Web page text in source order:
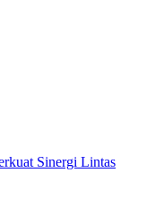
Sinergi Lintas